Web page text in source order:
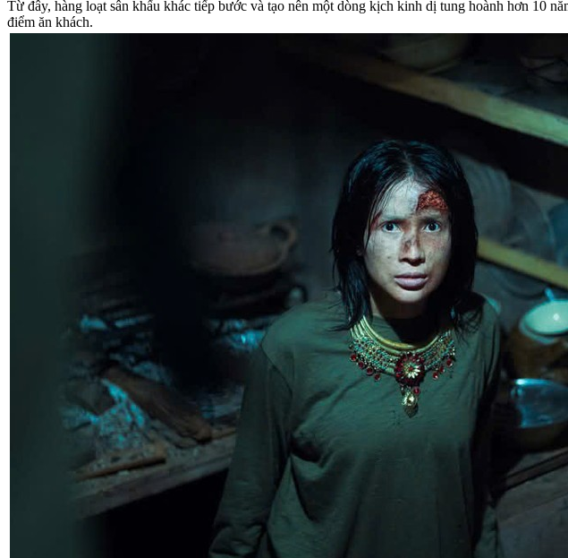
Từ đây, hàng loạt sân khấu khác tiếp bước và tạo nên một dòng kịch kinh dị tung hoành hơn 10
điểm ăn khách.